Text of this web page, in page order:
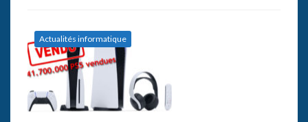
Actualités informatique